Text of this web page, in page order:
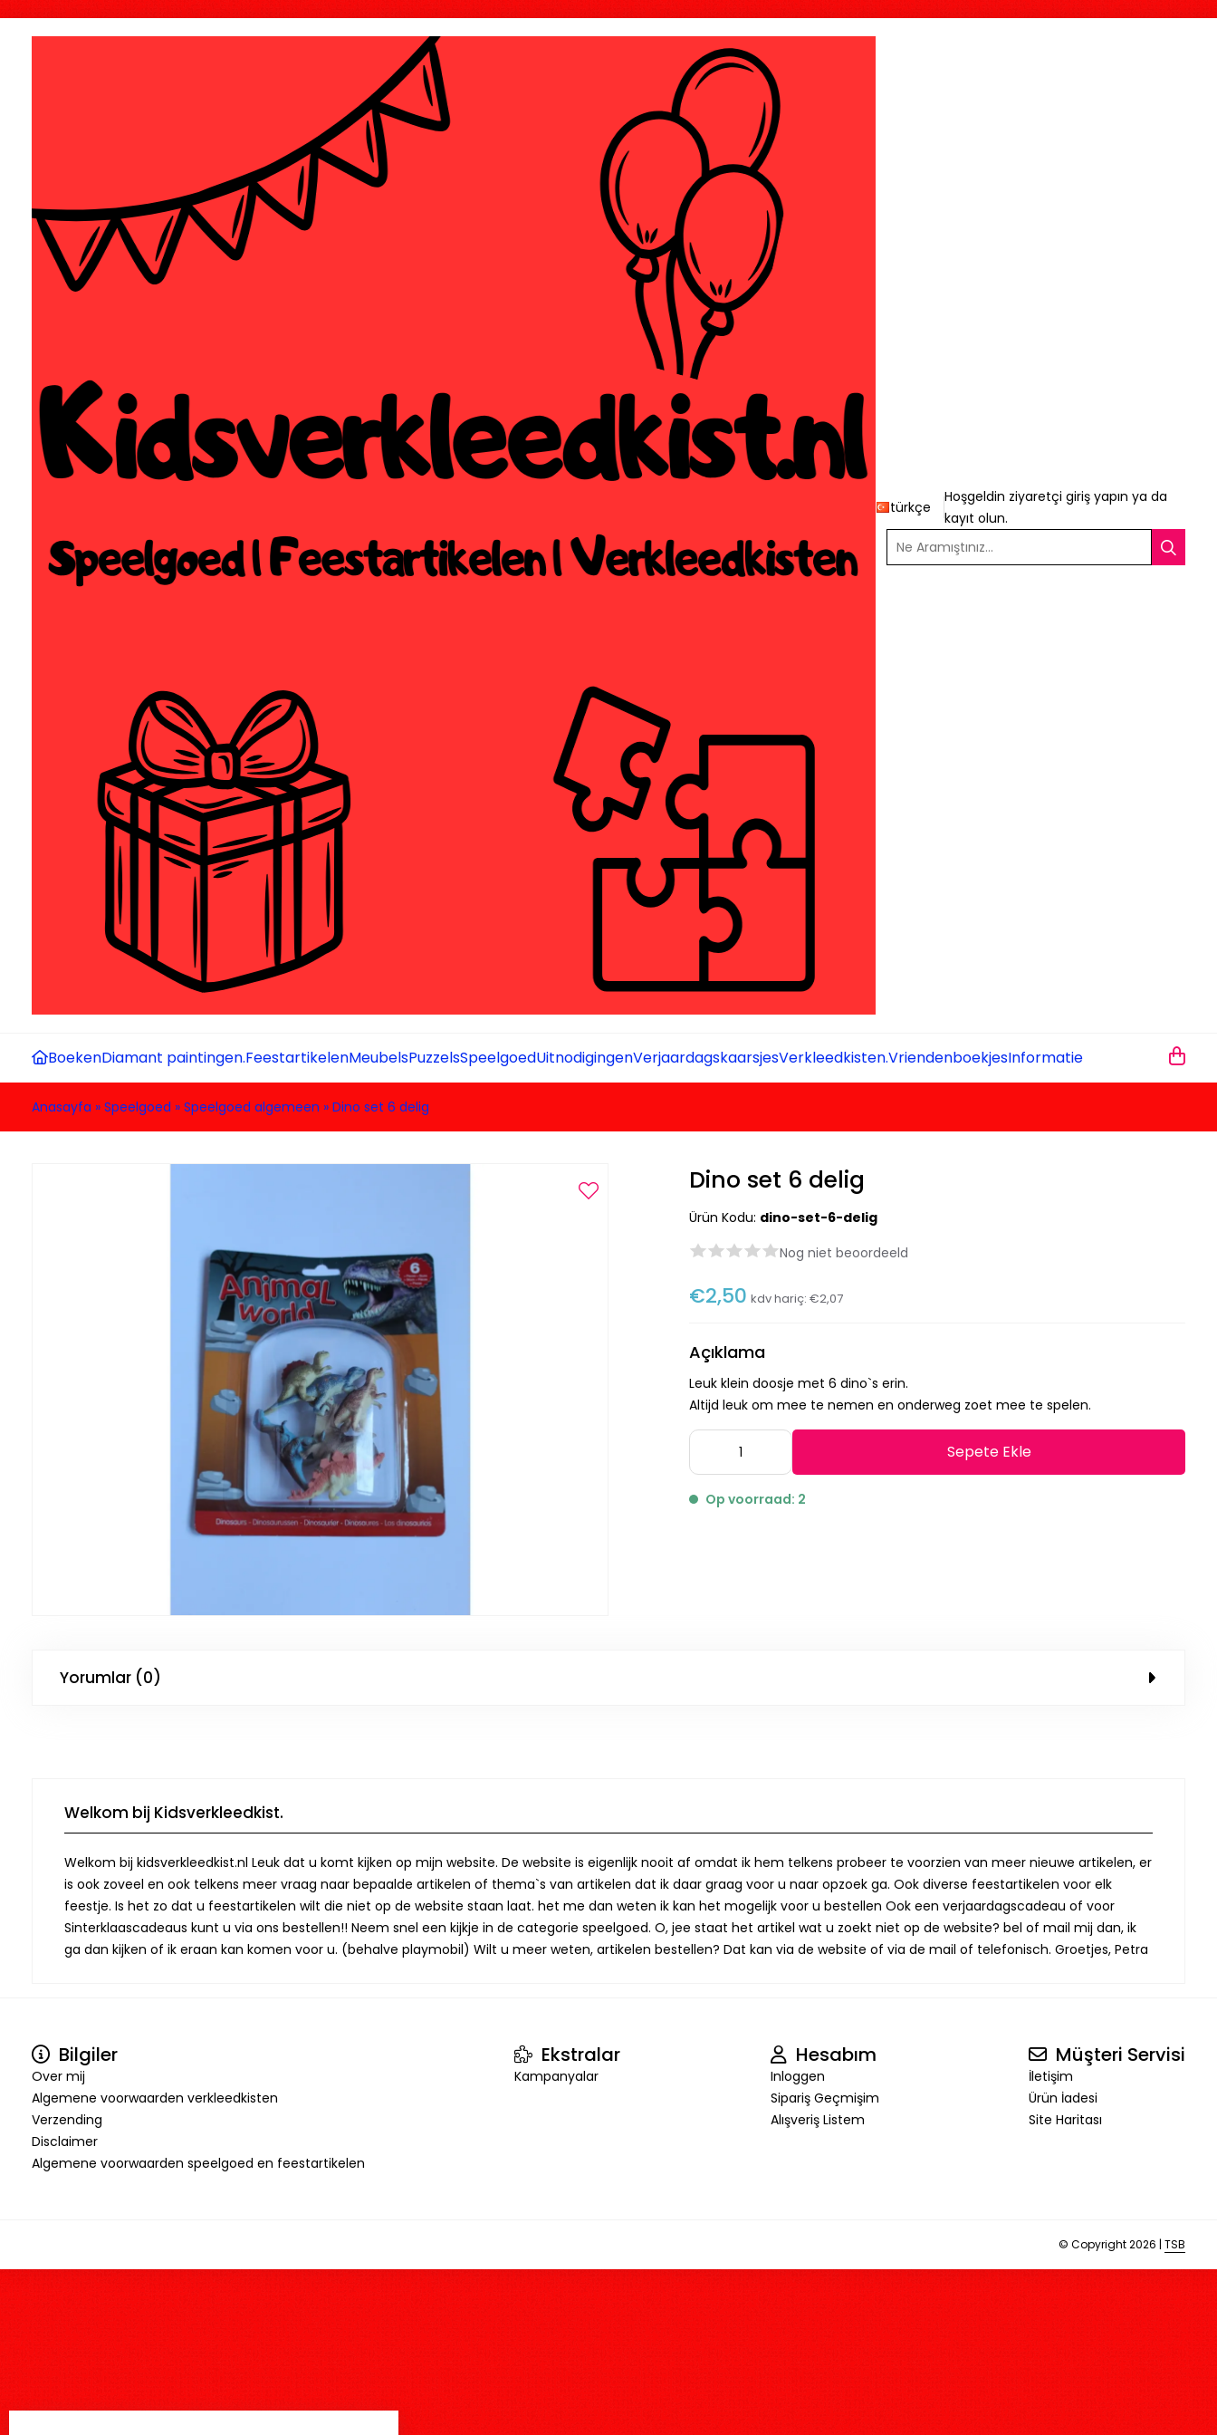
türkçe
Hoşgeldin ziyaretçigiriş yapın ya da
kayıt olun.
Ne Aramıştınız...
BoekenDiamant paintingen.FeestartikelenMeubelsPuzzelsSpeelgoedUitnodigingenVerjaardagskaarsjesVerkleedkisten.VriendenboekjesInformatie
Anasayfa » Speelgoed » Speelgoed algemeen » Dino set 6 delig
Dino set 6 delig
Ürün Kodu: dino-set-6-delig
Nog niet beoordeeld
€2,50 kdv hariç:€2,07
Açıklama
Leuk klein doosje met 6 dino`s erin.
Altijd leuk om mee te nemen en onderweg zoet mee te spelen.
Sepete Ekle
Op voorraad: 2
Yorumlar (0)
Welkom bij Kidsverkleedkist.
Welkom bij kidsverkleedkist.nl Leuk dat u komt kijken op mijn website. De website is eigenlijk nooit af omdat ik hem telkens probeer te voorzien van meer nieuwe artikelen, er
is ook zoveel en ook telkens meer vraag naar bepaalde artikelen of thema`s van artikelen dat ik daar graag voor u naar opzoek ga. Ook diverse feestartikelen voor elk
feestje. Is het zo dat u feestartikelen wilt die niet op de website staan laat. het me dan weten ik kan het mogelijk voor u bestellen Ook een verjaardagscadeau of voor
Sinterklaascadeaus kunt u via ons bestellen!! Neem snel een kijkje in de categorie speelgoed. O, jee staat het artikel wat u zoekt niet op de website? bel of mail mij dan, ik
ga dan kijken of ik eraan kan komen voor u. (behalve playmobil) Wilt u meer weten, artikelen bestellen? Dat kan via de website of via de mail of telefonisch. Groetjes, Petra
Bilgiler
Over mij
Algemene voorwaarden verkleedkisten
Verzending
Disclaimer
Algemene voorwaarden speelgoed en feestartikelen
Ekstralar
Kampanyalar
Hesabım
Inloggen
Sipariş Geçmişim
Alışveriş Listem
Müşteri Servisi
İletişim
Ürün İadesi
Site Haritası
© Copyright 2026 | TSB